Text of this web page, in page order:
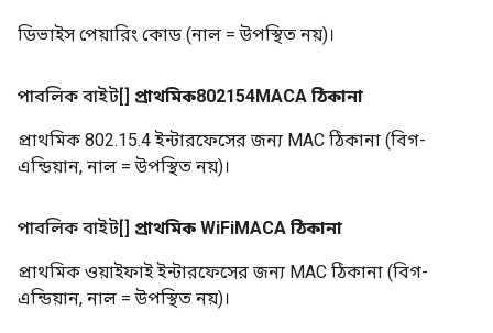
ডিভাইস পেয়ারিং কোড (নাল = উপস্থিত নয়)।
পাবলিক বাইট[] প্রাথমিক802154MACA ঠিকানা
প্রাথমিক 802.15.4 ইন্টারফেসের জন্য MAC ঠিকানা (বিগ-
এন্ডিয়ান, নাল = উপস্থিত নয়)।
পাবলিক বাইট[] প্রাথমিক WiFiMACA ঠিকানা
প্রাথমিক ওয়াইফাই ইন্টারফেসের জন্য MAC ঠিকানা (বিগ-
এন্ডিয়ান, নাল = উপস্থিত নয়)।